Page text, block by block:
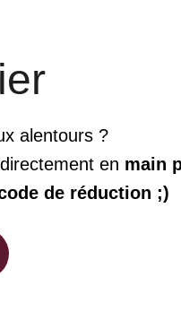
alentours ?
en main
de réduction ;)